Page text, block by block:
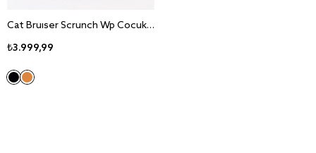
Cat Bruiser Scrunch Wp Cocuk Nubuk Deri Bot
₺3.999,99